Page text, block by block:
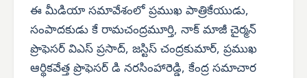
ఈ మీడియా సమావేశంలో ప్రముఖ పాత్రికేయుడు,
సంపాదకుడు కే రామచంద్రమూర్తి, నాక్ మాజీ చైర్మన్
ప్రొఫెసర్ విఎస్ ప్రసాద్, జస్టిస్ చంద్రకుమార్, ప్రముఖ
ఆర్థికవేత్త ప్రొఫెసర్ డి నరసింహారెడ్డి, కేంద్ర సమాచార